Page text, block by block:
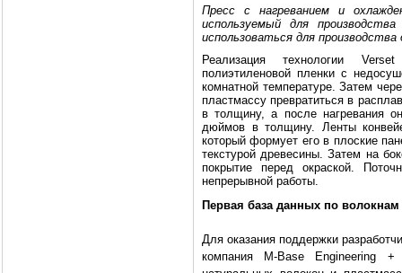
Пресс с нагреванием и
используемый для
использоваться для
Реализация технологии
полиэтиленовой пленки с
комнатной температуре. Затем
пластмассу превратиться в
в толщину, а после нагревания
дюймов в толщину. Ленты
который формует его в плоские
текстурой древесины. Затем на
покрытие перед окраской.
непрерывной работы.
Первая база данных по волокнам
Для оказания поддержки
компания M-Base Engineering